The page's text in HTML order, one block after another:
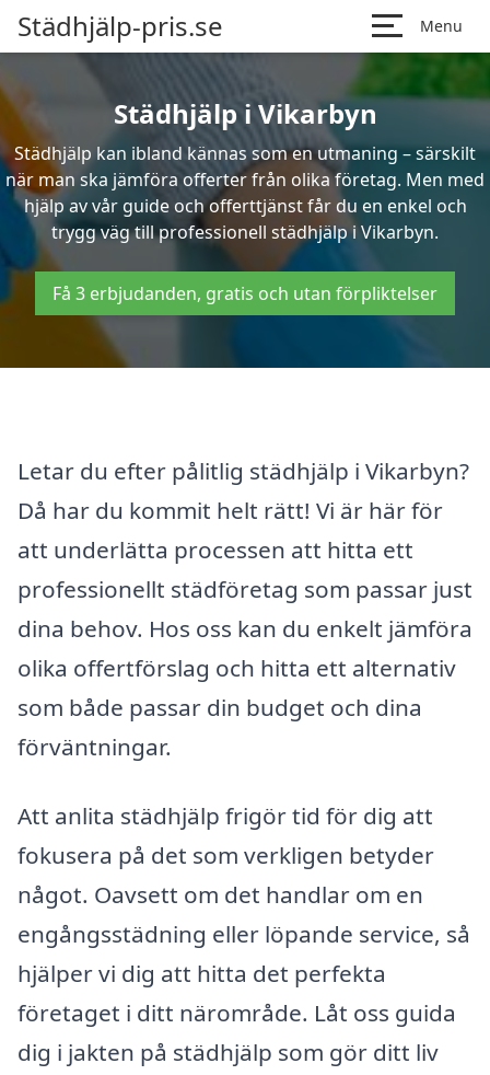
Städhjälp-pris.se Menu
Städhjälp i Vikarbyn
Städhjälp kan ibland kännas som en utmaning – särskilt
när man ska jämföra offerter från olika företag. Men med
hjälp av vår guide och offerttjänst får du en enkel och
trygg väg till professionell städhjälp i Vikarbyn.
Få 3 erbjudanden, gratis och utan förpliktelser
Letar du efter pålitlig städhjälp i Vikarbyn?
Då har du kommit helt rätt! Vi är här för
att underlätta processen att hitta ett
professionellt städföretag som passar just
dina behov. Hos oss kan du enkelt jämföra
olika offertförslag och hitta ett alternativ
som både passar din budget och dina
förväntningar.
Att anlita städhjälp frigör tid för dig att
fokusera på det som verkligen betyder
något. Oavsett om det handlar om en
engångsstädning eller löpande service, så
hjälper vi dig att hitta det perfekta
företaget i ditt närområde. Låt oss guida
dig i jakten på städhjälp som gör ditt liv